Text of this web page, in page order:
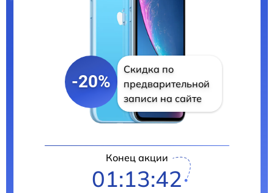
-20%
Скидка по
предварительной
записи на сайте
Конец акции
01:13:41